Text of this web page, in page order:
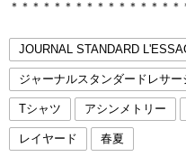
＊＊＊＊＊＊＊＊＊＊＊＊＊＊＊＊
JOURNAL STANDARD
ジャーナルスタンダードレサー
Tシャツ アシンメトリー
レイヤード 春夏